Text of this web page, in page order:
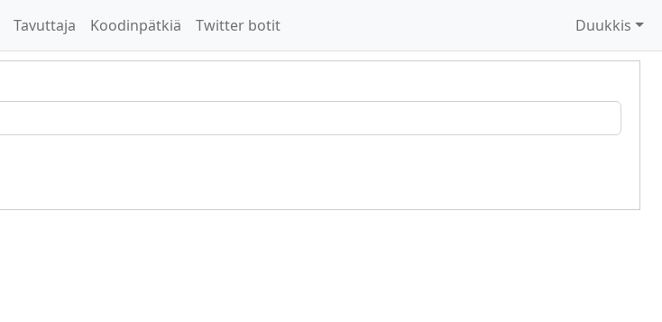
Tavuttaja Koodinpätkiä Twitter botit Duukkis